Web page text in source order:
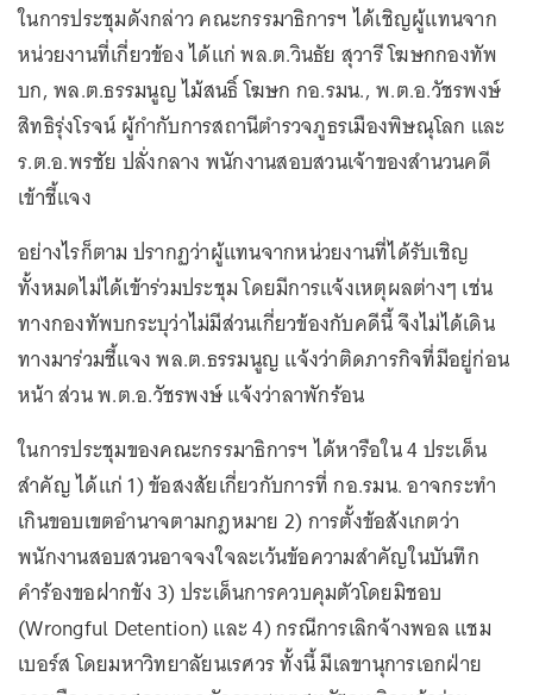
ในการประชุมดังกล่าว คณะกรรมาธิการฯ ได้เชิญผู้แทนจาก
หน่วยงานที่เกี่ยวข้อง ได้แก่ พล.ต.วินธัย สุวารี โฆษกกองทัพ
บก, พล.ต.ธรรมนูญ ไม้สนธิ์ โฆษก กอ.รมน., พ.ต.อ.วัชรพงษ์
สิทธิรุ่งโรจน์ ผู้กำกับการสถานีตำรวจภูธรเมืองพิษณุโลก และ
ร.ต.อ.พรชัย ปลั่งกลาง พนักงานสอบสวนเจ้าของสำนวนคดี
เข้าชี้แจง
อย่างไรก็ตาม ปรากฏว่าผู้แทนจากหน่วยงานที่ได้รับเชิญ
ทั้งหมดไม่ได้เข้าร่วมประชุม โดยมีการแจ้งเหตุผลต่างๆ เช่น
ทางกองทัพบกระบุว่าไม่มีส่วนเกี่ยวข้องกับคดีนี้ จึงไม่ได้เดิน
ทางมาร่วมชี้แจง พล.ต.ธรรมนูญ แจ้งว่าติดภารกิจที่มีอยู่ก่อน
หน้า ส่วน พ.ต.อ.วัชรพงษ์ แจ้งว่าลาพักร้อน
ในการประชุมของคณะกรรมาธิการฯ ได้หารือใน 4 ประเด็น
สำคัญ ได้แก่ 1) ข้อสงสัยเกี่ยวกับการที่ กอ.รมน. อาจกระทำ
เกินขอบเขตอำนาจตามกฎหมาย 2) การตั้งข้อสังเกตว่า
พนักงานสอบสวนอาจจงใจละเว้นข้อความสำคัญในบันทึก
คำร้องขอฝากขัง 3) ประเด็นการควบคุมตัวโดยมิชอบ
(Wrongful Detention) และ 4) กรณีการเลิกจ้างพอล แชม
เบอร์ส โดยมหาวิทยาลัยนเรศวร ทั้งนี้ มีเลขานุการเอกฝ่าย